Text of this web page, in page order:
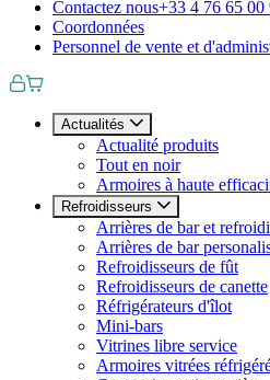
Contactez nous+33 4 76 65 00
Coordonnées
Personnel de vente et
Actualités
Actualité produits
Tout en noir
Armoires à haute
Refroidisseurs
Arrières de bar et
Arrières de bar
Refroidisseurs de fût
Refroidisseurs de canette
Réfrigérateurs d'îlot
Mini-bars
Vitrines libre service
Armoires vitrées